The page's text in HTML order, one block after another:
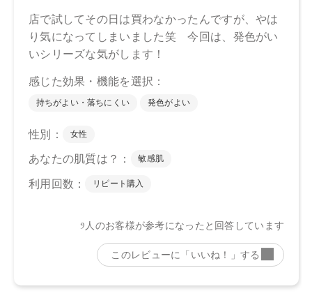
※発売日は予告なく変更する可能性がございます。予めご了
承ください。
※通常はご注文より１～３営業日での発送となります。
商品によっては、お届けまで１～２週間かかる場合がござい
ますので予めご了承ください。
●パッケージはリニューアル等の理由により、写真と異なる場
合がございます。
●パッケージのリニューアル等の理由により、成分・処方が記
載と異なる場合がございます。
●予告なくパッケージ仕様が変更になる場合がございます。